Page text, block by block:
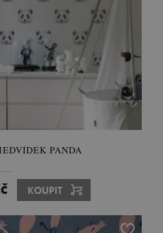
PANDA
KOUPIT